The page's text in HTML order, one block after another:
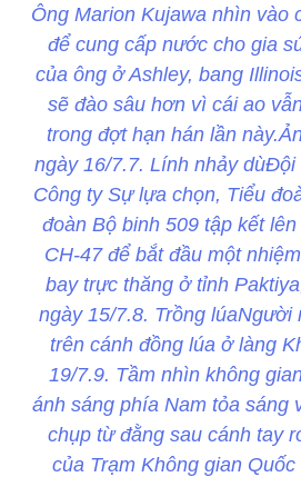
Ông Marion Kujawa nhìn vào
để cung cấp nước cho gia
của ông ở Ashley, bang
sẽ đào sâu hơn vì cái ao
trong đợt hạn hán lần
ngày 16/7.7. Lính nhảy
Công ty Sự lựa chọn, Tiểu
đoàn Bộ binh 509 tập kết
CH-47 để bắt đầu một
bay trực thăng ở tỉnh
ngày 15/7.8. Trồng lúaNgười
trên cánh đồng lúa ở làng
19/7.9. Tầm nhìn không
ánh sáng phía Nam tỏa sáng
chụp từ đằng sau cánh tay
của Trạm Không gian